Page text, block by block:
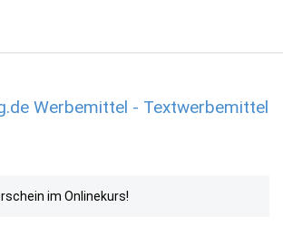
Werbemittel - Textwerbemittel
im Online­kurs!